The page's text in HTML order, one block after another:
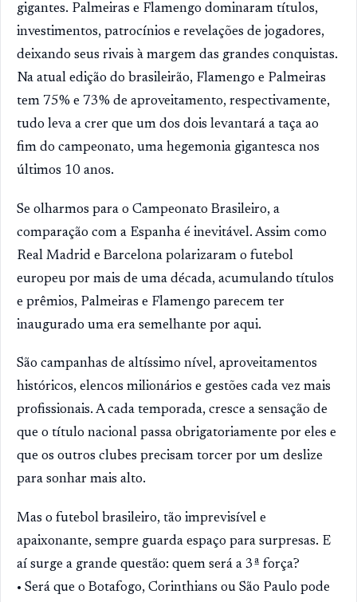
gigantes. Palmeiras e Flamengo dominaram títulos,
investimentos, patrocínios e revelações de jogadores,
deixando seus rivais à margem das grandes conquistas.
Na atual edição do brasileirão, Flamengo e Palmeiras
tem 75% e 73% de aproveitamento, respectivamente,
tudo leva a crer que um dos dois levantará a taça ao
fim do campeonato, uma hegemonia gigantesca nos
últimos 10 anos.
Se olharmos para o Campeonato Brasileiro, a
comparação com a Espanha é inevitável. Assim como
Real Madrid e Barcelona polarizaram o futebol
europeu por mais de uma década, acumulando títulos
e prêmios, Palmeiras e Flamengo parecem ter
inaugurado uma era semelhante por aqui.
São campanhas de altíssimo nível, aproveitamentos
históricos, elencos milionários e gestões cada vez mais
profissionais. A cada temporada, cresce a sensação de
que o título nacional passa obrigatoriamente por eles e
que os outros clubes precisam torcer por um deslize
para sonhar mais alto.
Mas o futebol brasileiro, tão imprevisível e
apaixonante, sempre guarda espaço para surpresas. E
aí surge a grande questão: quem será a 3ª força?
• Será que o Botafogo, Corinthians ou São Paulo pode